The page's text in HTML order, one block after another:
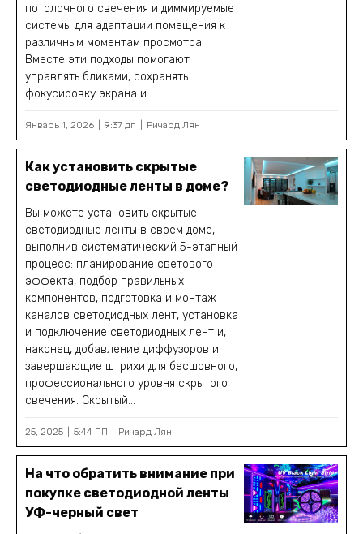
потолочного свечения и диммируемые
системы для адаптации помещения к
различным моментам просмотра.
Вместе эти подходы помогают
управлять бликами, сохранять
фокусировку экрана и...
Январь 1, 2026 9:37 дп Ричард Лян
Как установить скрытые
светодиодные ленты в доме?
Вы можете установить скрытые
светодиодные ленты в своем доме,
выполнив систематический 5-этапный
процесс: планирование светового
эффекта, подбор правильных
компонентов, подготовка и монтаж
каналов светодиодных лент, установка
и подключение светодиодных лент и,
наконец, добавление диффузоров и
завершающие штрихи для бесшовного,
профессионального уровня скрытого
свечения. Скрытый...
25, 2025 5:44 ПП Ричард Лян
На что обратить внимание при
покупке светодиодной ленты
УФ-черный свет